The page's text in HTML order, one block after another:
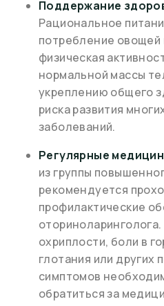
Поддержание
Рациональное
потребление овощей
физическая
нормальной массы
укреплению общего
риска развития
заболеваний.
Регулярные
из группы
рекомендуется
профилактические
охриплости, боли в
глотания или других
симптомов
обратиться за